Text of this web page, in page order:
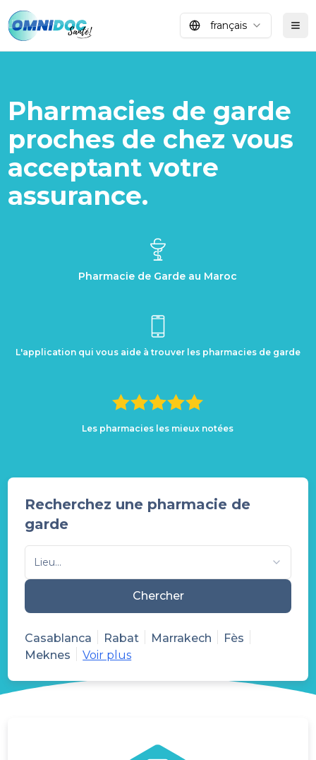
français
Pharmacies de garde
proches de chez vous
acceptant votre
assurance.
Pharmacie de Garde au Maroc
L'application qui vous aide à trouver les pharmacies de garde
Les pharmacies les mieux notées
Recherchez une pharmacie de
garde
Lieu...
Chercher
Casablanca Rabat Marrakech
Fès
Meknes
Voir plus